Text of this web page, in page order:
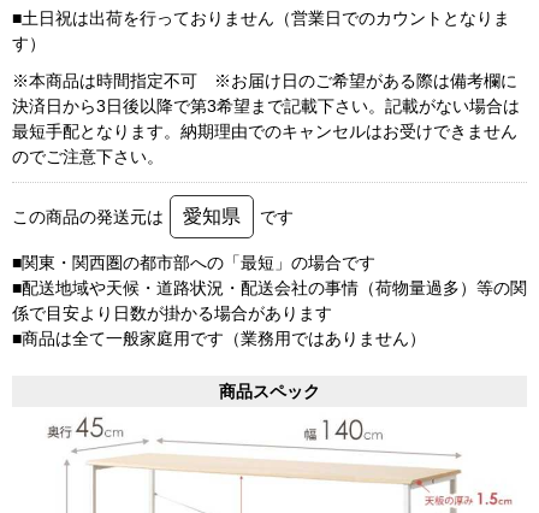
■土日祝は出荷を行っておりません（営業日でのカウントとなりま
す）
※本商品は時間指定不可 ※お届け日のご希望がある際は備考欄に
決済日から3日後以降で第3希望まで記載下さい。記載がない場合は
最短手配となります。納期理由でのキャンセルはお受けできません
のでご注意下さい。
この商品の発送元は 愛知県 です
■関東・関西圏の都市部への「最短」の場合です
■配送地域や天候・道路状況・配送会社の事情（荷物量過多）等の関
係で目安より日数が掛かる場合があります
■商品は全て一般家庭用です（業務用ではありません）
商品スペック